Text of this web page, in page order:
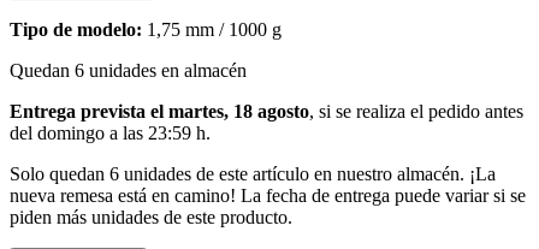
Tipo de modelo: 1,75 mm / 1000 g
Quedan 6 unidades en almacén
Entrega prevista el martes, 18 agosto, si se realiza el pedido antes
del domingo a las 23:59 h.
Solo quedan 6 unidades de este artículo en nuestro almacén. ¡La
nueva remesa está en camino! La fecha de entrega puede variar si se
piden más unidades de este producto.